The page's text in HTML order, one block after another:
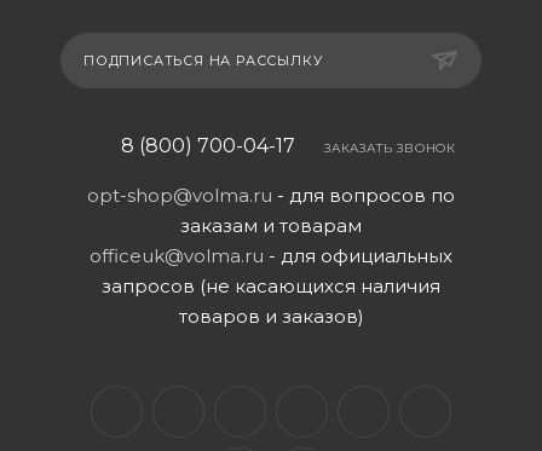
ПОДПИСАТЬСЯ НА РАССЫЛКУ
8 (800) 700-04-17 ЗАКАЗАТЬ ЗВОНОК
opt-shop@volma.ru - для вопросов по
заказам и товарам
officeuk@volma.ru - для официальных
запросов (не касающихся наличия
товаров и заказов)